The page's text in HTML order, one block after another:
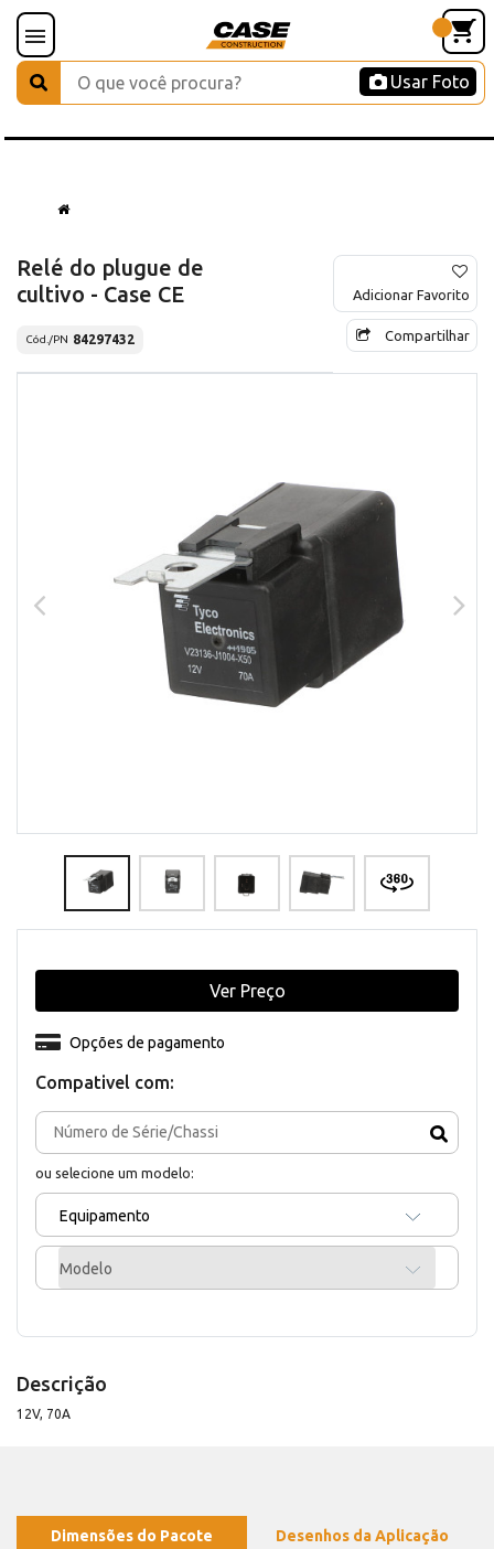
Usar Foto
Relé do plugue de
cultivo - Case CE
Cód./PN 84297432
Adicionar Favorito
Compartilhar
Compativel com:
ou selecione um modelo:
Equipamento
Modelo
Opções de pagamento
Ver Preço
Descrição
12V, 70A
Dimensões do Pacote Desenhos da Aplicação